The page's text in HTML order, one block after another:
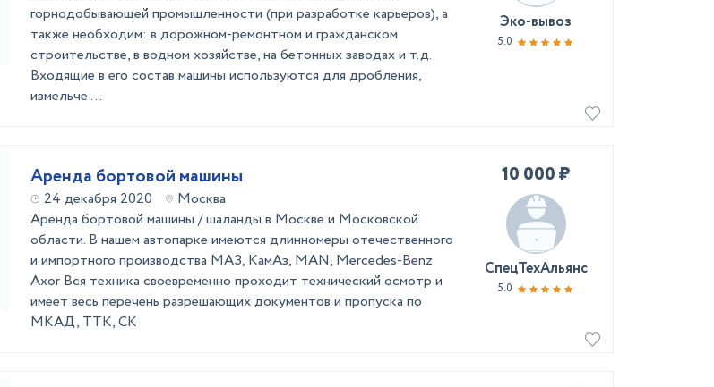
горнодобывающей промышленности (при разработке карьеров), а
также необходим: в дорожном-ремонтном и гражданском
строительстве, в водном хозяйстве, на бетонных заводах и т.д.
Входящие в его состав машины используются для дробления,
измельче ...
Эко-вывоз
5.0
Аренда бортовой машины
24 декабря 2020
Москва
Аренда бортовой машины / шаланды в Москве и Московской
области. В нашем автопарке имеются длинномеры отечественного
и импортного производства МАЗ, КамАз, MAN, Mercedes-Benz
Axor Вся техника своевременно проходит технический осмотр и
имеет весь перечень разрешающих документов и пропуска по
МКАД, ТТК, СК
10 000 ₽
СпецТехАльянс
5.0